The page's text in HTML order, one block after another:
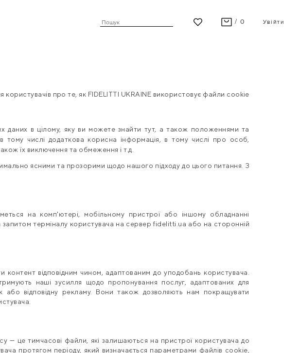
/ 0
ПЕРЕГЛЯНУТИ
Увійти
про те, як FIDELITTI UKRAINE використовує файли cookie
даних в цілому, яку ви можете знайти тут, а також положеннями та
числі додаткова корисна інформація, в тому числі про особ,
їх виключення та обмеження і т.д.
ясними та прозорими щодо нашого підходу до цього питання. З
на комп'ютері, мобільному пристрої або іншому обладнанні
запитом терміналу користувача на серверfidelitti ua або на сторонній
відповідним чином, адаптованим до уподобань користувача.
наші зусилля щодо пропонування послуг, адаптованих для
або відповідну рекламу. Вони також дозволяють нам покращувати
— це тимчасові файли, які залишаються на пристрої користувача до
протягом періоду, який визначається параметрами файлів cookie,